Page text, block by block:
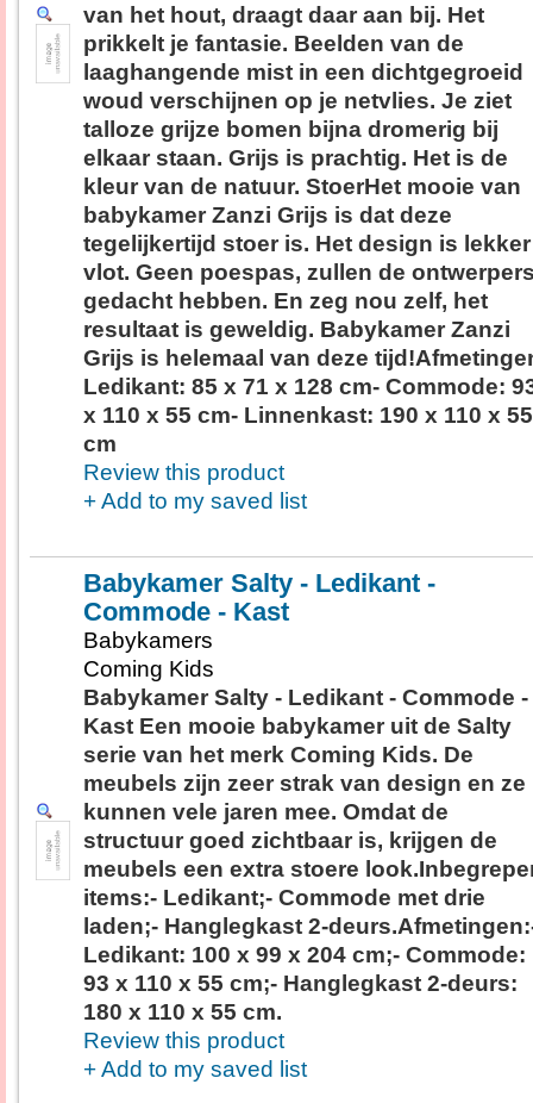
van het hout, draagt daar aan bij. Het
prikkelt je fantasie. Beelden van de
laaghangende mist in een dichtgegroeid
woud verschijnen op je netvlies. Je ziet
talloze grijze bomen bijna dromerig bij
elkaar staan. Grijs is prachtig. Het is de
kleur van de natuur. StoerHet mooie van
babykamer Zanzi Grijs is dat deze
tegelijkertijd stoer is. Het design is lekker
vlot. Geen poespas, zullen de
gedacht hebben. En zeg nou zelf, het
resultaat is geweldig. Babykamer Zanzi
Grijs is helemaal van deze
Ledikant: 85 x 71 x 128 cm- Commode:
x 110 x 55 cm- Linnenkast: 190 x 110 x 55
cm
Review this product
+ Add to my saved list
Babykamer Salty - Ledikant -
Commode - Kast
Babykamers
Coming Kids
Babykamer Salty - Ledikant - Commode -
Kast Een mooie babykamer uit de Salty
serie van het merk Coming Kids. De
meubels zijn zeer strak van design en ze
kunnen vele jaren mee. Omdat de
structuur goed zichtbaar is, krijgen de
meubels een extra stoere
items:- Ledikant;- Commode met drie
laden;- Hanglegkast 2-
Ledikant: 100 x 99 x 204 cm;- Commode:
93 x 110 x 55 cm;- Hanglegkast 2-deurs:
180 x 110 x 55 cm.
Review this product
+ Add to my saved list